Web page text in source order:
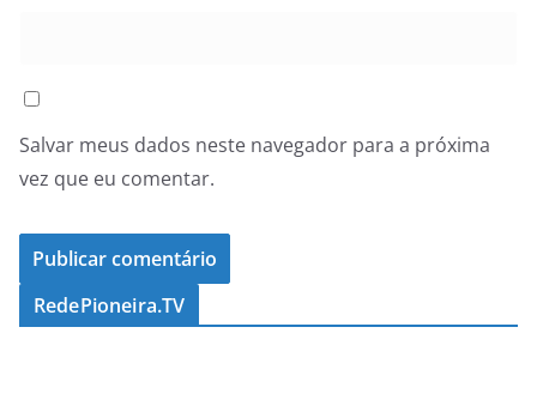
Salvar meus dados neste navegador para a próxima
vez que eu comentar.
RedePioneira.TV